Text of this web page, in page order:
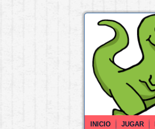
INICIO JUGAR